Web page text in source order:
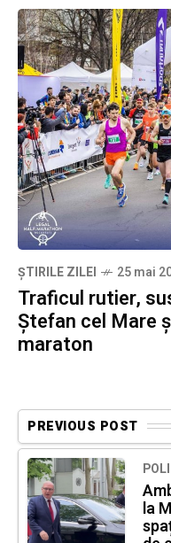
ȘTIRILE ZILEI 25 mai
Traficul rutier,
Ștefan cel Mare
maraton
PREVIOUS POST
la